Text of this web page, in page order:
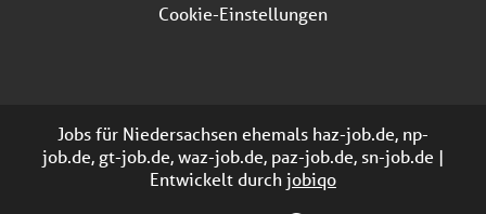
Cookie-Einstellungen
Jobs für Niedersachsen ehemals haz-job.de, np-
job.de, gt-job.de, waz-job.de, paz-job.de, sn-job.de |
Entwickelt durchjobiqo